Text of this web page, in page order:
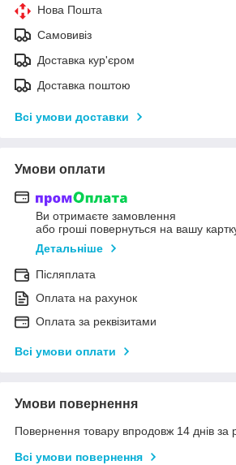
Нова Пошта
Самовивіз
Доставка кур'єром
Доставка поштою
Всі умови доставки
Умови оплати
Ви отримаєте замовлення
або гроші повернуться на вашу
Детальніше
Післяплата
Оплата на рахунок
Оплата за реквізитами
Всі умови оплати
Умови повернення
Повернення товару впродовж 14 днів за
Всі умови повернення